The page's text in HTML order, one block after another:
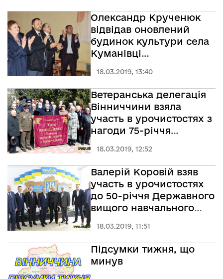
18.03.2019, 13:40
Олександр Крученюк
відвідав оновлений
будинок культури села
Куманівці
18.03.2019, 12:52
Ветеранська делегація
Вінниччини взяла
участь в урочистостях з
нагоди 75-річчя
Гайворонського району
Кіровоградщини від
нацистських
загарбників
18.03.2019, 11:51
Валерій Коровій взяв
участь в урочистостях
до 50-річчя Державного
вищого навчального
Подільський монтажно-
економічний коледж»
Підсумки тижня, що
минув